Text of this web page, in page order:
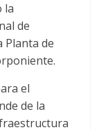
la
de
Planta de
el
de la